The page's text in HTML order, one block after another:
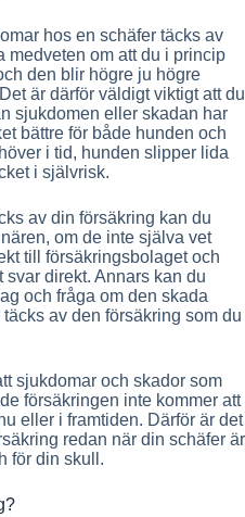
hos en schäfer täcks av
medveten om att du i princip
den blir högre ju högre
är därför väldigt viktigt att du
sjukdomen eller skadan har
bättre för både hunden och
i tid, hunden slipper lida
i självrisk.
av din försäkring kan du
om de inte själva vet
till försäkringsbolaget och
svar direkt. Annars kan du
och fråga om den skada
av den försäkring som du
sjukdomar och skador som
försäkringen inte kommer att
eller i framtiden. Därför är det
redan när din schäfer är
för din skull.